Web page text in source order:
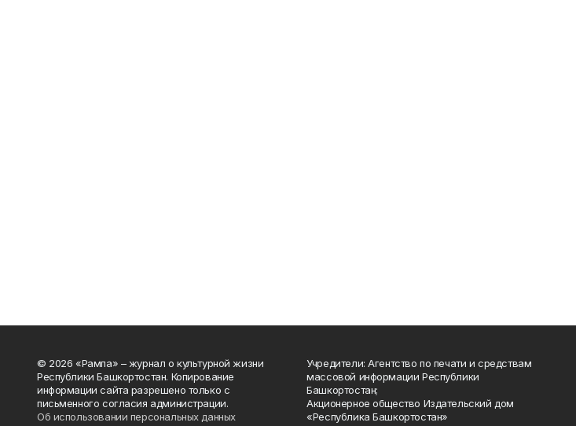
© 2026 «Рампа» – журнал о культурной жизни
Республики Башкортостан. Копирование
информации сайта разрешено только с
письменного согласия администрации.
Об использовании персональных данных
Учредители: Агентство по печати и средствам
массовой информации Республики
Башкортостан;
Акционерное общество Издательский дом
«Республика Башкортостан»